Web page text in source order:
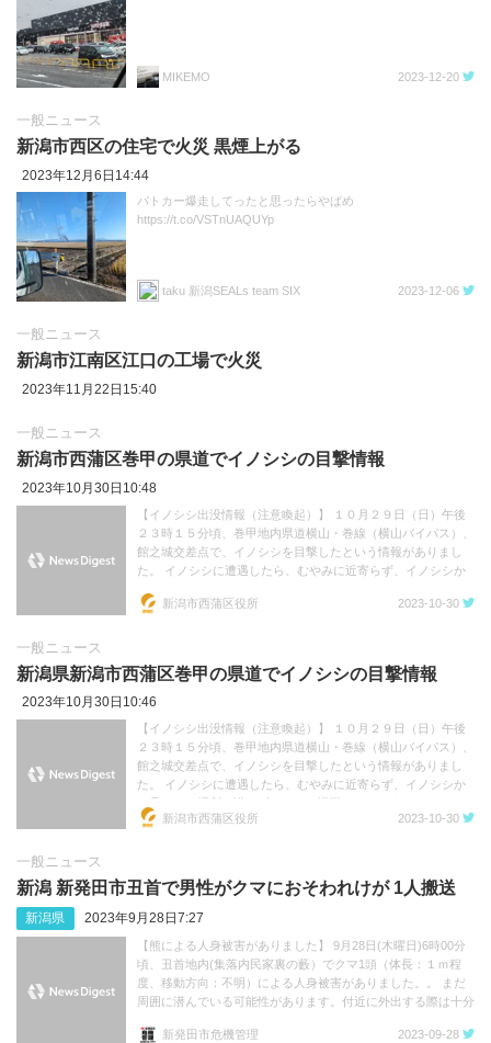
MIKEMO 2023-12-20
一般ニュース
新潟市西区の住宅で火災 黒煙上がる
2023年12月6日14:44
パトカー爆走してったと思ったらやばめ
https://t.co/VSTnUAQUYp
taku 新潟SEALs team SIX 2023-12-06
一般ニュース
新潟市江南区江口の工場で火災
2023年11月22日15:40
一般ニュース
新潟市西蒲区巻甲の県道でイノシシの目撃情報
2023年10月30日10:48
【イノシシ出没情報（注意喚起）】 １０月２９日（日）午後
２３時１５分頃、巻甲地内県道横山・巻線（横山バイパス）、
館之城交差点で、イノシシを目撃したという情報がありまし
た。 イノシシに遭遇したら、むやみに近寄らず、イノシシか
新潟市西蒲区役所
2023-10-30
一般ニュース
新潟県新潟市西蒲区巻甲の県道でイノシシの目撃情報
2023年10月30日10:46
【イノシシ出没情報（注意喚起）】 １０月２９日（日）午後
２３時１５分頃、巻甲地内県道横山・巻線（横山バイパス）、
館之城交差点で、イノシシを目撃したという情報がありまし
た。 イノシシに遭遇したら、むやみに近寄らず、イノシシか
ら見えない場所へ慌てずゆっくり避難しましょう。
新潟市西蒲区役所
2023-10-30
一般ニュース
新潟 新発田市丑首で男性がクマにおそわれけが 1人搬送
新潟県 2023年9月28日7:27
【熊による人身被害がありました】 9月28日(木曜日)6時00分
頃、丑首地内(集落内民家裏の藪）でクマ1頭（体長：１ｍ程
度、移動方向：不明）による人身被害がありました。。 まだ
周囲に潜んでいる可能性があります。付近に外出する際は十分
新発田市危機管理
2023-09-28